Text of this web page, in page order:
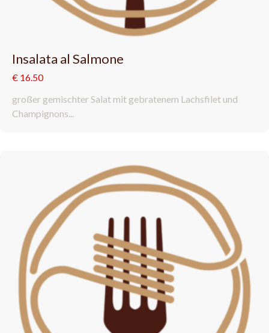
Insalata al Salmone
€ 16.50
großer gemischter Salat mit gebratenem Lachsfilet und
Champignons...